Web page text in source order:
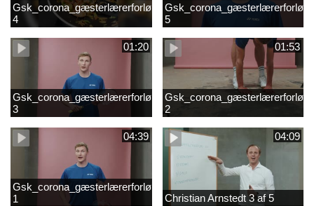
Gsk_corona_gæsterlærerforløb_Axelsen_del
4
5
01:20
Gsk_corona_gæsterlærerforløb_Axelsen_del
3
01:53
2
04:39
Gsk_corona_gæsterlærerforløb_Axelsen_del
1
04:09
Christian Arnstedt 3 af 5